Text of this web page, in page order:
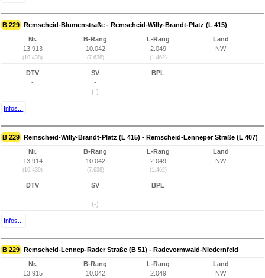
B 229 Remscheid-Blumenstraße - Remscheid-Willy-Brandt-Platz (L 415)
Nr.
13.913
(10.438)
B-Rang
10.042
(7.638)
L-Rang
2.049
(1.462)
Land
NW
DTV
-
SV
-
(-)
BPL
Infos...
B 229 Remscheid-Willy-Brandt-Platz (L 415) - Remscheid-Lenneper Straße (L 407)
Nr.
13.914
(10.439)
B-Rang
10.042
(7.638)
L-Rang
2.049
(1.462)
Land
NW
DTV
-
SV
-
(-)
BPL
Infos...
B 229 Remscheid-Lennep-Rader Straße (B 51) - Radevormwald-Niedernfeld
Nr.
13.915
B-Rang
10.042
L-Rang
2.049
Land
NW